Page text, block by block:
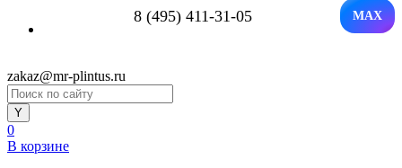
8 (495) 411-31-05 MAX
zakaz@mr-plintus.ru
0
В корзине